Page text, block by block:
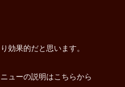
効果的だと思います。
ューの説明はこちらから